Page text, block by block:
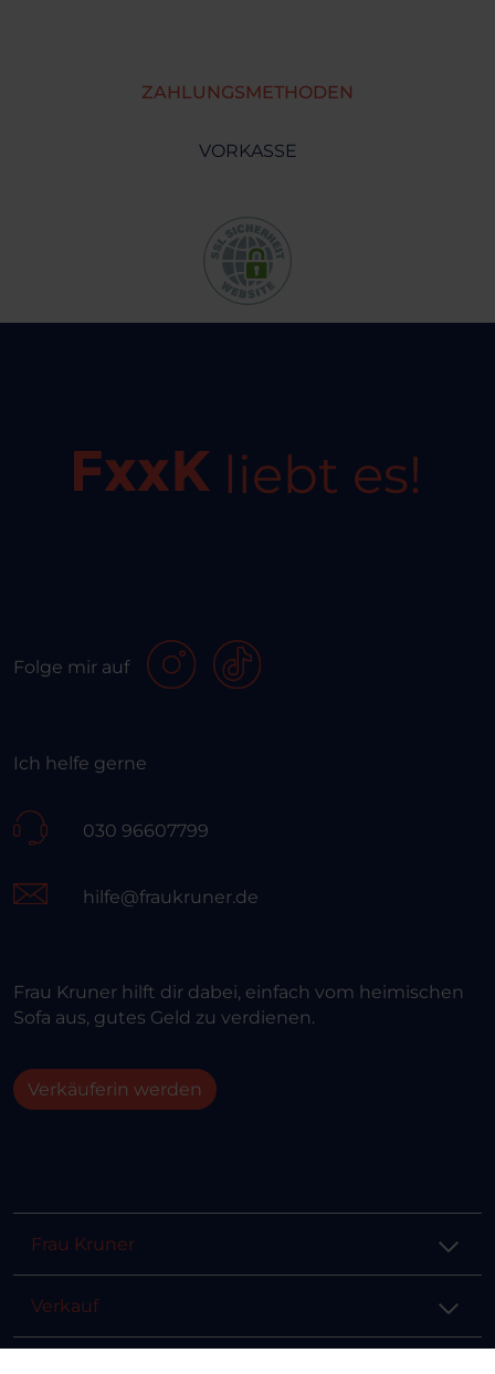
ZAHLUNGSMETHODEN
VORKASSE
liebt es!
Folge mir auf
Ich helfe gerne
030 96607799
hilfe@fraukruner.de
Frau Kruner hilft dir dabei, einfach vom heimischen
Sofa aus, gutes Geld zu verdienen.
Verkäuferin werden
Frau Kruner
Verkauf